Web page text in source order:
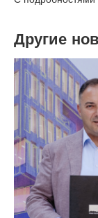
Другие